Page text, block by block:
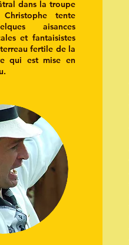
dans la troupe
tente
aisances
et fantaisistes
fertile de la
qui est mise en